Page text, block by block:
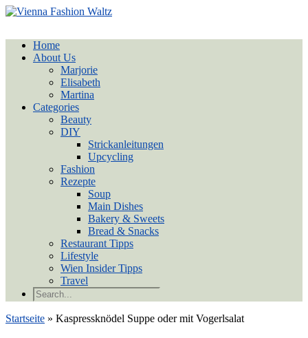
Home
About Us
Marjorie
Elisabeth
Martina
Categories
Beauty
DIY
Strickanleitungen
Upcycling
Fashion
Rezepte
Soup
Main Dishes
Bakery & Sweets
Bread & Snacks
Restaurant Tipps
Lifestyle
Wien Insider Tipps
Travel
Startseite » Kaspressknödel Suppe oder mit Vogerlsalat